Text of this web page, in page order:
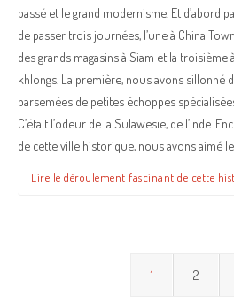
passé et le grand modernisme. Et d’abord
de passer trois journées, l’une à China
des grands magasins à Siam et la
khlongs. La première, nous avons sillonné
parsemées de petites échoppes
C’était l’odeur de la Sulawesie, de l’Inde.
de cette ville historique, nous avons aimé le
Lire le déroulement fascinant de cette
1 2